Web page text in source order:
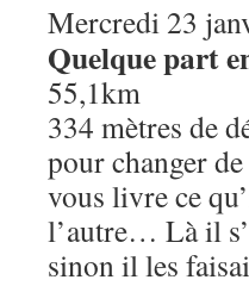
Mercredi 23
Quelque part
55,1km
334 mètres de
pour changer
vous livre ce
l’autre… Là il
sinon il les